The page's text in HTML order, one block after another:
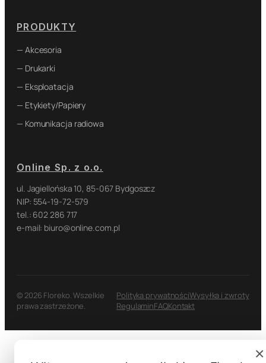
PRODUKTY
— Akcesoria
— Drukarki
— Eksploatacja
— Etykiety/Papiery
— Komunikacja radiowa
Online Sp. z o.o.
ul. Jagiellońska 10, 85-067 Bydgoszcz
NIP: 554-19-72-579
tel.: 602 286 717
e-mail: biuro@online.com.pl
© 2026 Floreko. Wszelkie
prawa zastrzeżone.
Polityka prywatnościWysyłka i zwroty
RegulaminFAQKontakt
×